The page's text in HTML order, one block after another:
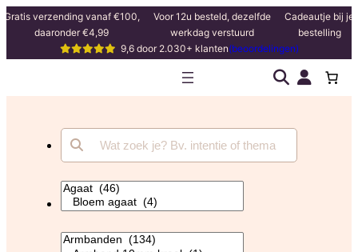
Gratis verzending vanaf €100,
daaronder €4,99
Voor 12u besteld, dezelfde
werkdag verstuurd
Cadeautje bij je
bestelling
9,6 door 2.030+ klanten(beoordelingen)